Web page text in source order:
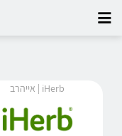
iHerb | אייהרב